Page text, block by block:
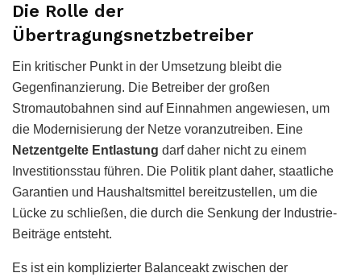
Die Rolle der
Übertragungsnetzbetreiber
Ein kritischer Punkt in der Umsetzung bleibt die
Gegenfinanzierung. Die Betreiber der großen
Stromautobahnen sind auf Einnahmen angewiesen, um
die Modernisierung der Netze voranzutreiben. Eine
Netzentgelte Entlastung darf daher nicht zu einem
Investitionsstau führen. Die Politik plant daher, staatliche
Garantien und Haushaltsmittel bereitzustellen, um die
Lücke zu schließen, die durch die Senkung der Industrie-
Beiträge entsteht.
Es ist ein komplizierter Balanceakt zwischen der